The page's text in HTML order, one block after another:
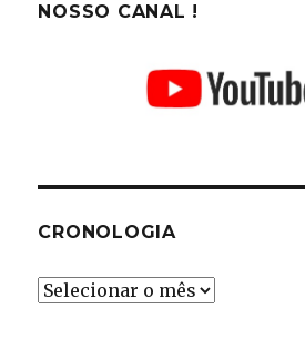
NOSSO CANAL !
CRONOLOGIA
Cronologia